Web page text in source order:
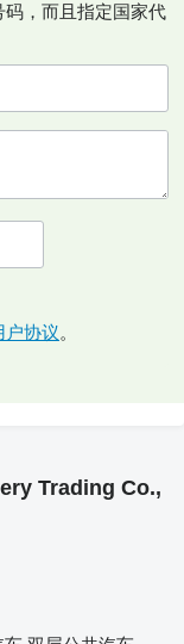
，而且指定国家代
户协议。
Trading Co.,